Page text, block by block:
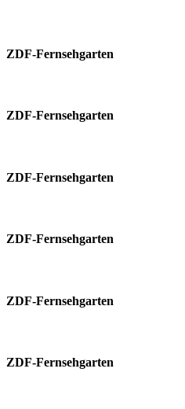
ZDF-Fernsehgarten
ZDF-Fernsehgarten
ZDF-Fernsehgarten
ZDF-Fernsehgarten
ZDF-Fernsehgarten
ZDF-Fernsehgarten